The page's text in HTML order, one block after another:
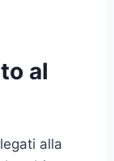
al
alla